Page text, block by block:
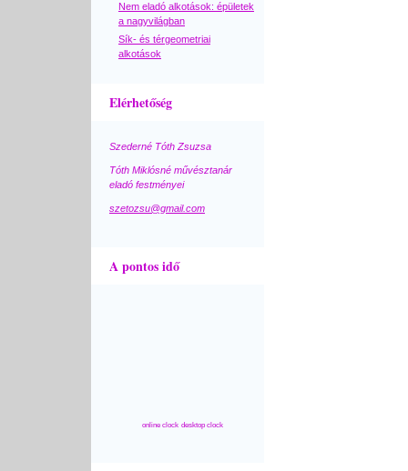
Nem eladó alkotások: épületek
a nagyvilágban
Sík- és térgeometriai
alkotások
Elérhetőség
Szederné Tóth Zsuzsa
Tóth Miklósné művésztanár
eladó festményei
szetozsu@gmail.com
A pontos idő
online clock desktop clock